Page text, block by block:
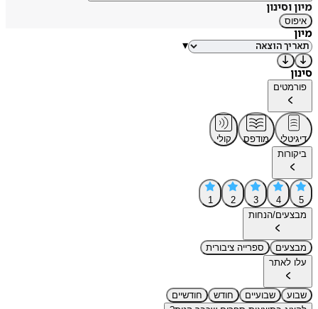
מיון וסינון
איפוס
מיון
▾
סינון
פורמטים
דיגיטלי מודפס
קולי
ביקורות
5
4
3
2
1
מבצעים/הנחות
מבצעים
ספרייה ציבורית
עלו לאתר
שבוע שבועיים חודש
חודשיים